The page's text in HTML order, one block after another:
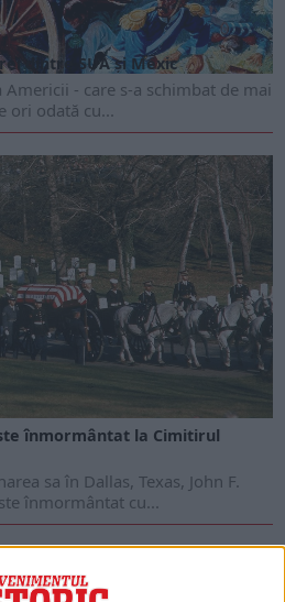
dintre SUA și Mexic
- care s-a schimbat de mai
ori odată cu...
înmormântat la Cimitirul
sa în Dallas, Texas, John F.
înmormântat cu...